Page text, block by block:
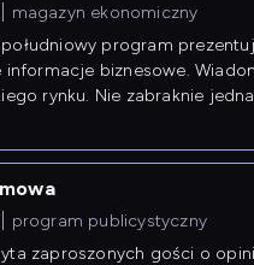
magazyn ekonomiczny
program
informacje biznesowe.
rynku. Nie zabraknie
program publicystyczny
zaproszonych gości o